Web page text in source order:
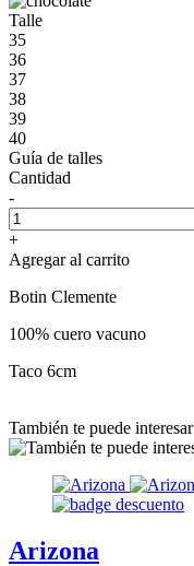
Talle
35
36
37
38
39
40
Guía de talles
Cantidad
-
+
Agregar al carrito
Botin Clemente
100% cuero vacuno
Taco 6cm
También te puede interesar
Arizona